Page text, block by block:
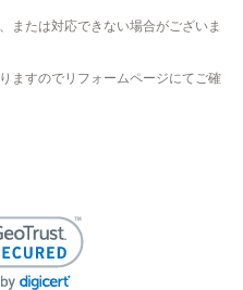
で親切でした
きましたか？
切でしたか？
または対応できない場合がございま
ますのでリフォームページにてご確